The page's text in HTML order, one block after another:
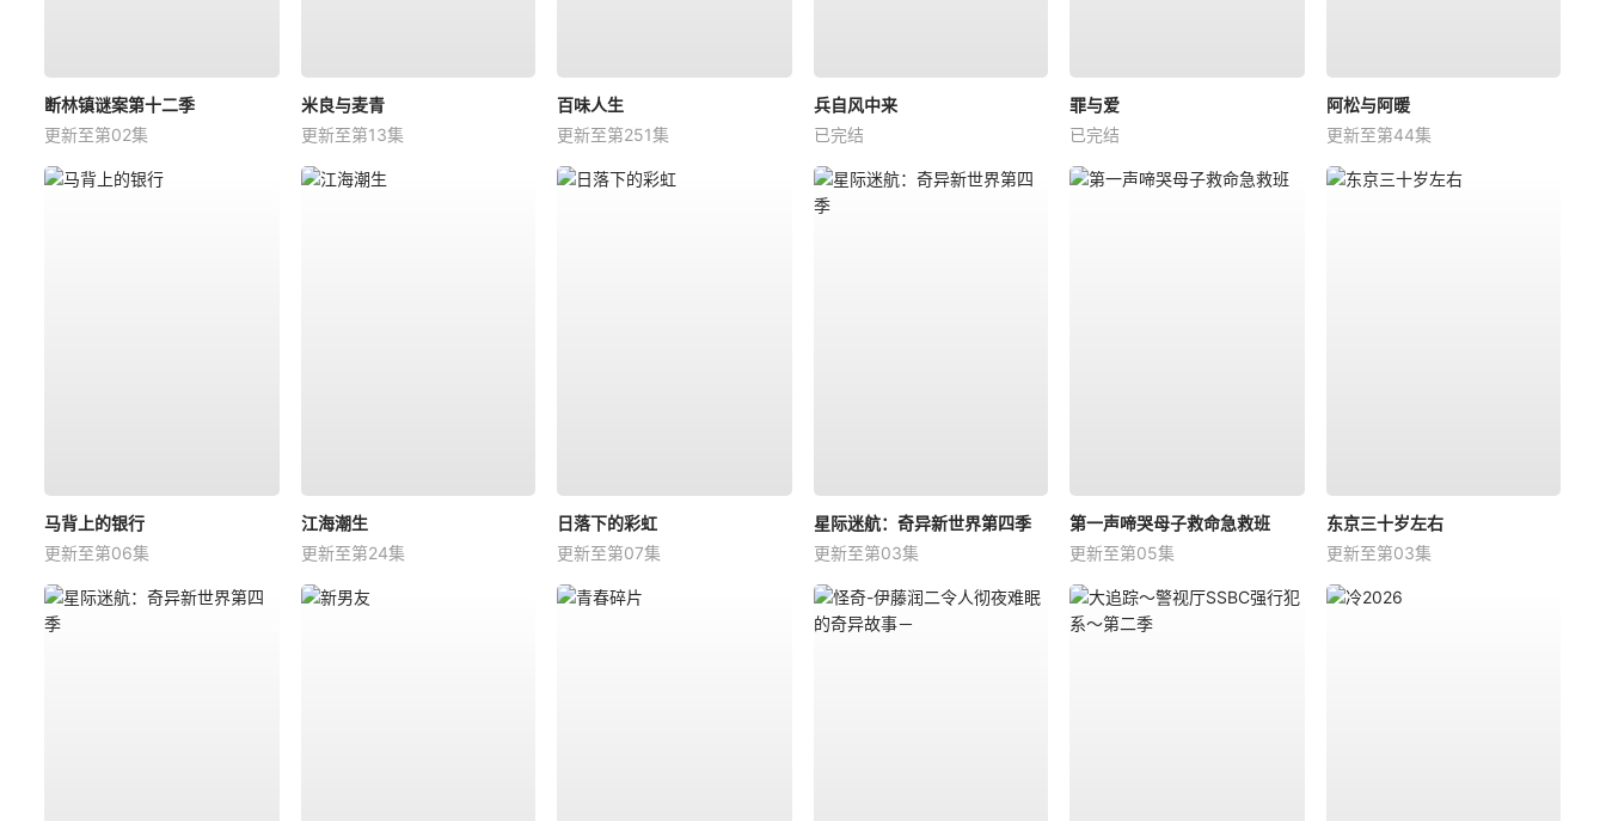
断林镇谜案第十二季
更新至第02集
米良与麦青
更新至第13集
百味人生
更新至第251集
兵自风中来
已完结
罪与爱
已完结
阿松与阿暖
更新至第44集
马背上的银行
更新至第06集
江海潮生
更新至第24集
日落下的彩虹
更新至第07集
星际迷航：奇异新世界第四季
更新至第03集
第一声啼哭母子救命急救班
更新至第05集
东京三十岁左右
更新至第03集